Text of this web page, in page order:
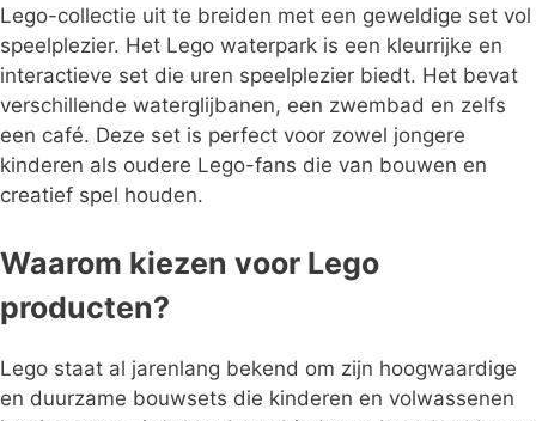
Lego-collectie uit te breiden met een geweldige set vol
speelplezier. Het Lego waterpark is een kleurrijke en
interactieve set die uren speelplezier biedt. Het bevat
verschillende waterglijbanen, een zwembad en zelfs
een café. Deze set is perfect voor zowel jongere
kinderen als oudere Lego-fans die van bouwen en
creatief spel houden.
Waarom kiezen voor Lego
producten?
Lego staat al jarenlang bekend om zijn hoogwaardige
en duurzame bouwsets die kinderen en volwassenen